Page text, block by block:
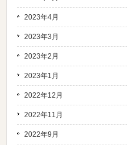
2023年4月
2023年3月
2023年2月
2023年1月
2022年12月
2022年11月
2022年9月